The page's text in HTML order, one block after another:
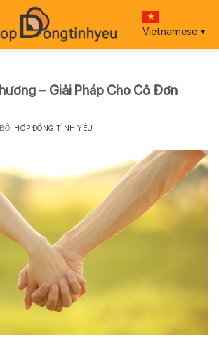
Vietnamese ▼
– Giải Pháp Cho Cô Đơn
BỞI HỢP ĐỒNG TÌNH YÊU